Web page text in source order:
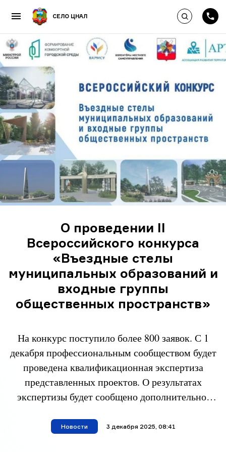
Пропустить и перейти к
СЕЛО ЦНАЛ Выполнить
О проведении II
Всероссийского конкурса
«Въездные стелы
муниципальных образований и
входные группы
общественных пространств»
На конкурс поступило более 800 заявок. С 1
декабря профессиональным сообществом будет
проведена квалификационная экспертиза
представленных проектов. О результатах
экспертизы будет сообщено дополнительно.
стелы России начнется 10 декабря 2025 года в
Новости материал опубликован
3 декабря 2025, 08:41